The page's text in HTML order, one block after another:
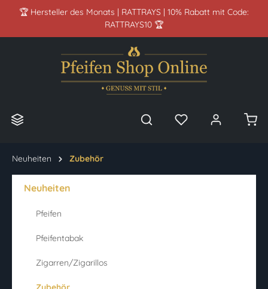
springen
🏆 Hersteller des Monats | RATTRAYS | 10% Rabatt mit Code:
RATTRAYS10 🏆
Neuheiten Zubehör
Neuheiten
Pfeifen
Pfeifentabak
Zigarren/Zigarillos